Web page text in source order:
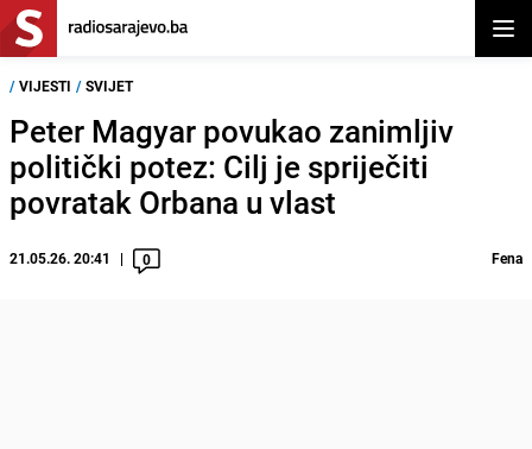
/ VIJESTI / SVIJET
Peter Magyar povukao zanimljiv
politički potez: Cilj je spriječiti
povratak Orbana u vlast
21.05.26. 20:41 0 Fena